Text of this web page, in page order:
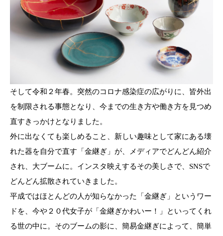
そして令和２年春。突然のコロナ感染症の広がりに、皆外出
を制限される事態となり、今までの生き方や働き方を見つめ
直すきっかけとなりました。
外に出なくても楽しめること、新しい趣味として家にある壊
れた器を自分で直す「金継ぎ」が、メディアでどんどん紹介
され、大ブームに。インスタ映えするその美しさで、SNSで
どんどん拡散されていきました。
平成ではほとんどの人が知らなかった「金継ぎ」というワー
ドを、今や２０代女子が「金継ぎかわいー！」といってくれ
る世の中に。そのブームの影に、簡易金継ぎによって、簡単